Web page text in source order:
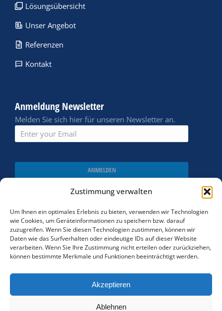
Zustimmung verwalten
Um Ihnen ein optimales Erlebnis zu bieten, verwenden wir Technologien
wie Cookies, um Geräteinformationen zu speichern bzw. darauf
zuzugreifen. Wenn Sie diesen Technologien zustimmen, können wir
Daten wie das Surfverhalten oder eindeutige IDs auf dieser Website
verarbeiten. Wenn Sie Ihre Zustimmung nicht erteilen oder zurückziehen,
können bestimmte Merkmale und Funktionen beeinträchtigt werden.
Akzeptieren
Ablehnen
Lösungsübersicht
Unser Angebot
Referenzen
Kontakt
Anmeldung Newsletter
Melden Sie sich hier für unseren Newsletter an.
ANMELDEN
Cookie policy